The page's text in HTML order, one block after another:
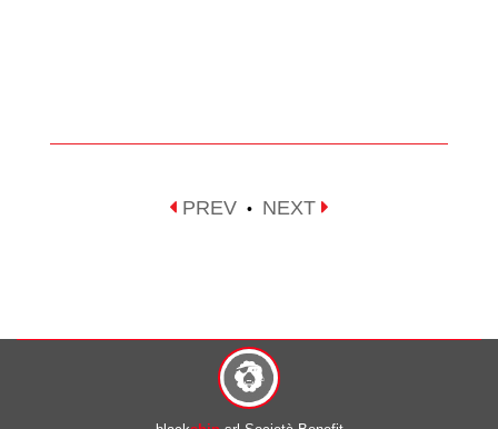
PREV • NEXT